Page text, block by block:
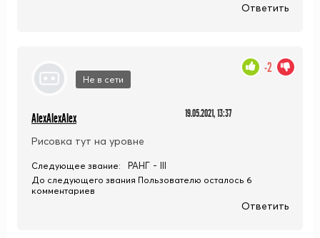
Ответить
Не в сети
AlexAlexAlex 19.05.2021, 13:37
Рисовка тут на уровне
-2
Следующее звание: РАНГ - III
До следующего звания Пользователю осталось 6
комментариев
Ответить